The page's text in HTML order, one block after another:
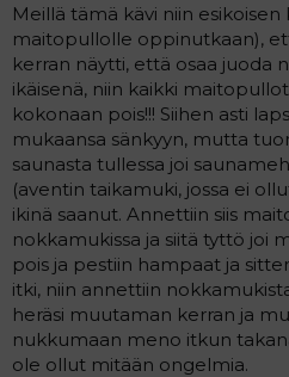
Meillä tämä kävi niin esikoisen
maitopullolle oppinutkaan),
kerran näytti, että osaa juoda
ikäisenä, niin kaikki
kokonaan pois!!! Siihen asti
mukaansa sänkyyn, mutta
saunasta tullessa joi
(aventin taikamuki, jossa ei
ikinä saanut. Annettiin siis
nokkamukissa ja siitä tyttö joi
pois ja pestiin hampaat ja
itki, niin annettiin
heräsi muutaman kerran ja
nukkumaan meno itkun
ole ollut mitään ongelmia.